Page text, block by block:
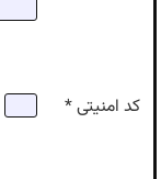
کد امنیتی *